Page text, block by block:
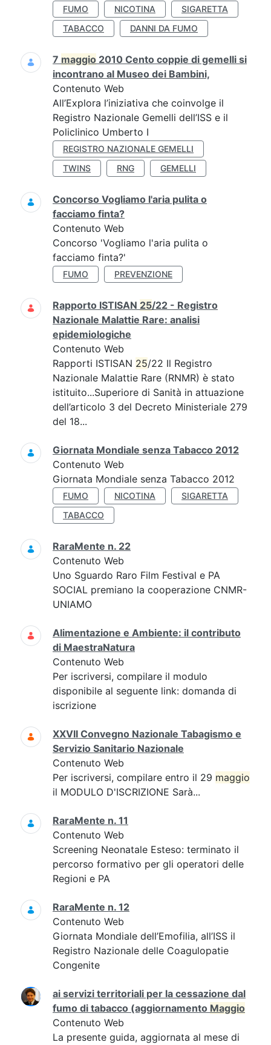
FUMO NICOTINA
SIGARETTA
TABACCO
DANNI DA FUMO
7 maggio 2010 Cento coppie di gemelli si
incontrano al Museo dei Bambini,
Contenuto Web
All’Explora l’iniziativa che coinvolge il
Registro Nazionale Gemelli dell’ISS e il
Policlinico Umberto I
REGISTRO NAZIONALE GEMELLI
TWINS
RNG GEMELLI
Concorso Vogliamo l'aria pulita o
facciamo finta?
Contenuto Web
Concorso 'Vogliamo l'aria pulita o
facciamo finta?'
FUMO PREVENZIONE
Rapporto ISTISAN 25/22 - Registro
Nazionale Malattie Rare: analisi
epidemiologiche
Contenuto Web
Rapporti ISTISAN 25/22 Il Registro
Nazionale Malattie Rare (RNMR) è stato
istituito...Superiore di Sanità in attuazione
dell’articolo 3 del Decreto Ministeriale 279
del 18...
Giornata Mondiale senza Tabacco 2012
Contenuto Web
Giornata Mondiale senza Tabacco 2012
FUMO NICOTINA
SIGARETTA
TABACCO
RaraMente n. 22
Contenuto Web
Uno Sguardo Raro Film Festival e PA
SOCIAL premiano la cooperazione CNMR-
UNIAMO
Alimentazione e Ambiente: il contributo
di MaestraNatura
Contenuto Web
Per iscriversi, compilare il modulo
disponibile al seguente link: domanda di
iscrizione
XXVII Convegno Nazionale Tabagismo e
Servizio Sanitario Nazionale
Contenuto Web
Per iscriversi, compilare entro il 29 maggio
il MODULO D'ISCRIZIONE Sarà...
RaraMente n. 11
Contenuto Web
Screening Neonatale Esteso: terminato il
percorso formativo per gli operatori delle
Regioni e PA
RaraMente n. 12
Contenuto Web
Giornata Mondiale dell’Emofilia, all’ISS il
Registro Nazionale delle Coagulopatie
Congenite
ai servizi territoriali per la cessazione dal
fumo di tabacco (aggiornamento Maggio
Contenuto Web
La presente guida, aggiornata al mese di